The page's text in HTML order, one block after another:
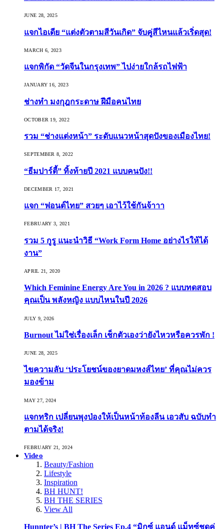
JUNE 28, 2025
แจกไอเดีย “แต่งตัวตามสีวันเกิด” จับคู่สีไหนแล้วเริ่ดสุด!
MARCH 6, 2023
แจกพิกัด “วัดจีนในกรุงเทพ” ไปง่ายใกล้รถไฟฟ้า
JANUARY 16, 2023
ช่างทำ มงกุฎกระดาษ ฝีมือคนไทย
OCTOBER 19, 2022
รวม “ช่างแต่งหน้า” ระดับแนวหน้าสุดปังของเมืองไทย!
SEPTEMBER 8, 2022
“ธีมปาร์ตี้” ทิ้งท้ายปี 2021 แบบคนปัง!!
DECEMBER 17, 2021
แจก “ฟอนต์ไทย” สวยๆ เอาไว้ใช้กันจ้าาา
FEBRUARY 3, 2021
รวม 5 กูรู แนะนำวิธี “Work Form Home อย่างไรให้ได้
งาน”
APRIL 21, 2020
Which Feminine Energy Are You in 2026 ? แบบทดสอบ
คุณเป็น พลังหญิง แบบไหนในปี 2026
JULY 9, 2026
Burnout ไม่ใช่เรื่องเล็ก เช็กตัวเองว่ายังไหวหรือควรพัก !
JUNE 28, 2025
ไขความลับ ‘ประโยชน์ของยาดมหงส์ไทย’ ที่คุณไม่ควร
มองข้าม
MAY 27, 2024
แจกทริก เปลี่ยนพุงป่องให้เป็นหน้าท้องลีน เอวสับ ฉบับทำ
ตามได้จริง!
FEBRUARY 21, 2024
Video
Beauty/Fashion
Lifestyle
Inspiration
BH HUNT!
BH THE SERIES
View All
Hunnter’s | BH The Series Ep.4 “มิกซ์ แอนด์ แม็ทซ์ชุดคู่